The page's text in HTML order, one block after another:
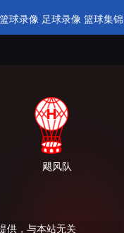
篮球录像 足球录像 篮球集锦
飓风队
供，与本站无关